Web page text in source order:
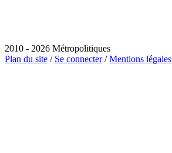
2010 - 2026 Métropolitiques
Plan du site / Se connecter/Mentions légales